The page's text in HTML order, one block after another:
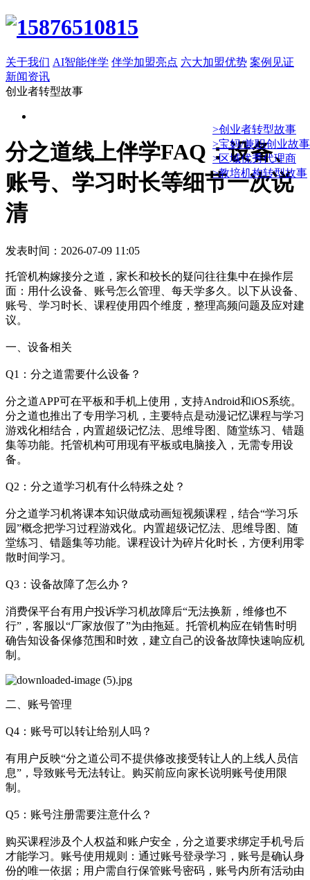
关于我们 AI智能伴学 伴学加盟亮点 六大加盟优势 案例见证
新闻资讯
创业者转型故事
>创业者转型故事
>宝妈/兼职创业故事
>区域优秀代理商
>教培机构转型故事
分之道线上伴学FAQ：设备、
账号、学习时长等细节一次说
清
发表时间：2026-07-09 11:05
托管机构嫁接分之道，家长和校长的疑问往往集中在操作层
面：用什么设备、账号怎么管理、每天学多久。以下从设备、
账号、学习时长、课程使用四个维度，整理高频问题及应对建
议。
一、设备相关
Q1：分之道需要什么设备？
分之道APP可在平板和手机上使用，支持Android和iOS系统。
分之道也推出了专用学习机，主要特点是动漫记忆课程与学习
游戏化相结合，内置超级记忆法、思维导图、随堂练习、错题
集等功能。托管机构可用现有平板或电脑接入，无需专用设
备。
Q2：分之道学习机有什么特殊之处？
分之道学习机将课本知识做成动画短视频课程，结合“学习乐
园”概念把学习过程游戏化。内置超级记忆法、思维导图、随
堂练习、错题集等功能。课程设计为碎片化时长，方便利用零
散时间学习。
Q3：设备故障了怎么办？
消费保平台有用户投诉学习机故障后“无法换新，维修也不
行”，客服以“厂家放假了”为由拖延。托管机构应在销售时明
确告知设备保修范围和时效，建立自己的设备故障快速响应机
制。
二、账号管理
Q4：账号可以转让给别人吗？
有用户反映“分之道公司不提供修改接受转让人的上线人员信
息”，导致账号无法转让。购买前应向家长说明账号使用限
制。
Q5：账号注册需要注意什么？
购买课程涉及个人权益和账户安全，分之道要求绑定手机号后
才能学习。账号使用规则：通过账号登录学习，账号是确认身
份的唯一依据；用户需自行保管账号密码，账号内所有活动由